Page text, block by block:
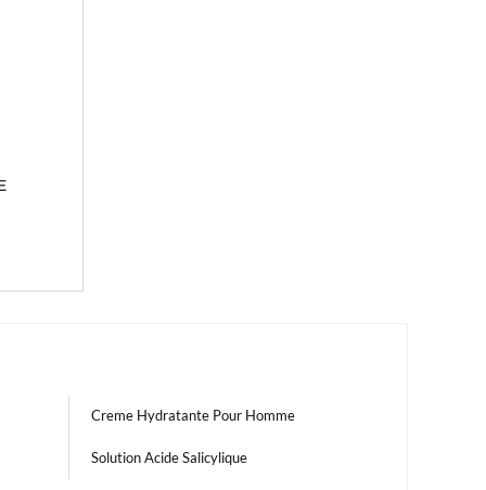
Creme Hydratante Pour Homme
Solution Acide Salicylique